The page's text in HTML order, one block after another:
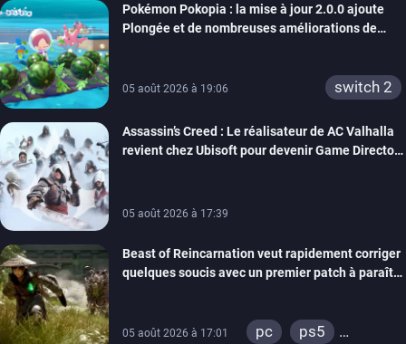
Pokémon Pokopia : la mise à jour 2.0.0 ajoute
Plongée et de nombreuses améliorations de
05 août 2026 à 19:06 switch 2
Assassin’s Creed : Le réalisateur de AC Valhalla
revient chez Ubisoft pour devenir Game Director
05 août 2026 à 17:39
Beast of Reincarnation veut rapidement corriger
quelques soucis avec un premier patch à paraître
05 août 2026 à 17:01 pc ps5